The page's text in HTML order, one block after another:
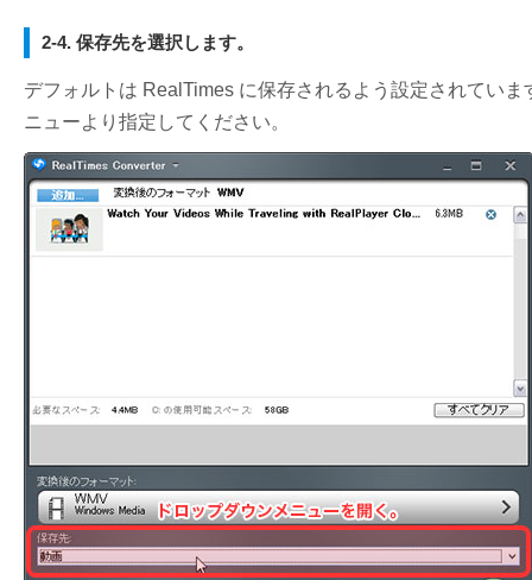
2-4. 保存先を選択します。
デフォルトは RealTimes に保存されるよう設定されてい
ニューより指定してください。